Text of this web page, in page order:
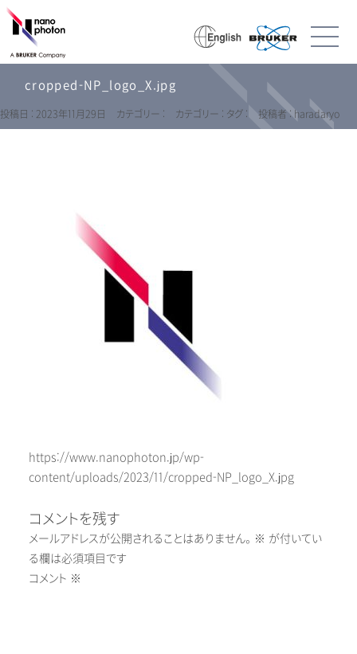
cropped-NP_logo_X.jpg
投稿日 : 2023年11月29日 カテゴリー : カテゴリー : タグ : 投稿者 : haradaryo
https://www.nanophoton.jp/wp-
content/uploads/2023/11/cropped-NP_logo_X.jpg
コメントを残す
メールアドレスが公開されることはありません。 ※ が付いてい
る欄は必須項目です
コメント ※